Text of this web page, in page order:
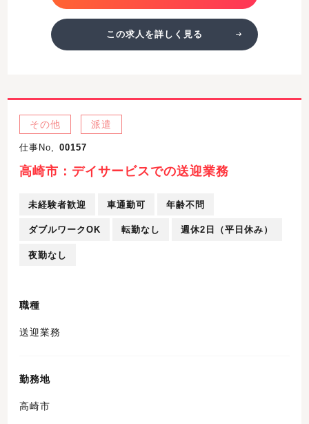
この求人を詳しく見る
その他 派遣
仕事No, 00157
高崎市：デイサービスでの送迎業務
未経験者歓迎 車通勤可 年齢不問
ダブルワークOK 転勤なし 週休2日（平日休み）
夜勤なし
職種
送迎業務
勤務地
高崎市